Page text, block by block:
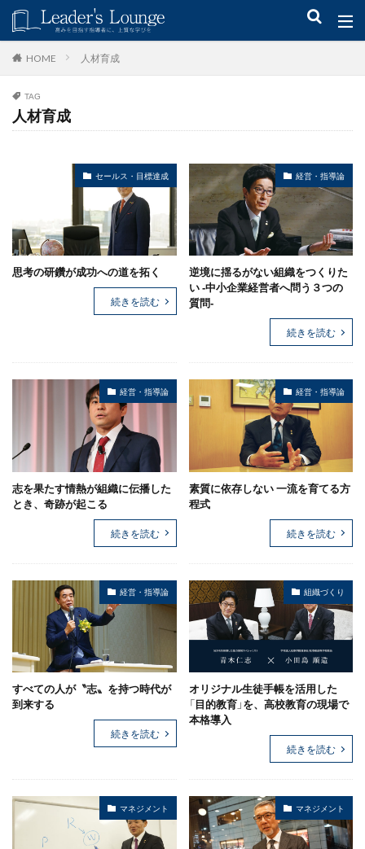
HOME 人材育成
TAG
人材育成
セールス・目標達成
思考の研鑽が成功への道を拓く
続きを読む
経営・指導論
逆境に揺るがない組織をつくりた
い -中小企業経営者へ問う３つの
質問-
続きを読む
経営・指導論
志を果たす情熱が組織に伝播した
とき、奇跡が起こる
続きを読む
経営・指導論
素質に依存しない 一流を育てる方
程式
続きを読む
経営・指導論
すべての人が〝志〟を持つ時代が
到来する
続きを読む
組織づくり
オリジナル生徒手帳を活用した
「目的教育」を、高校教育の現場で
本格導入
続きを読む
マネジメント マネジメント
キーワード
青木仁志
カテゴリー
タグ
組織力 目標設定 社会貢献
事業戦略
自己管理 夢 日本青年会議所